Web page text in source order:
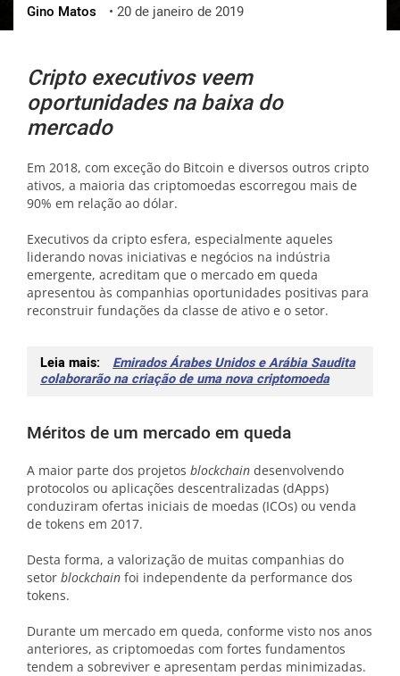
ქართული
Gino Matos • 20 de janeiro de 2019
Cripto executivos veem
oportunidades na baixa do
mercado
Em 2018, com exceção do Bitcoin e diversos outros cripto
ativos, a maioria das criptomoedas escorregou mais de
90% em relação ao dólar.
Executivos da cripto esfera, especialmente aqueles
liderando novas iniciativas e negócios na indústria
emergente, acreditam que o mercado em queda
apresentou às companhias oportunidades positivas para
reconstruir fundações da classe de ativo e o setor.
Leia mais:
Emirados Árabes Unidos e Arábia Saudita
colaborarão na criação de uma nova criptomoeda
Méritos de um mercado em queda
A maior parte dos projetos blockchain desenvolvendo
protocolos ou aplicações descentralizadas (dApps)
conduziram ofertas iniciais de moedas (ICOs) ou venda
de tokens em 2017.
Desta forma, a valorização de muitas companhias do
setor blockchain foi independente da performance dos
tokens.
Durante um mercado em queda, conforme visto nos anos
anteriores, as criptomoedas com fortes fundamentos
tendem a sobreviver e apresentam perdas minimizadas.